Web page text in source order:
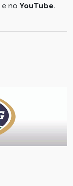
e no YouTube.